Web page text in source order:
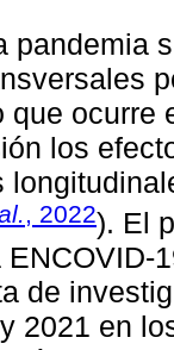
pandemia
que ocurre
los
, 2022). El
de
2021 en